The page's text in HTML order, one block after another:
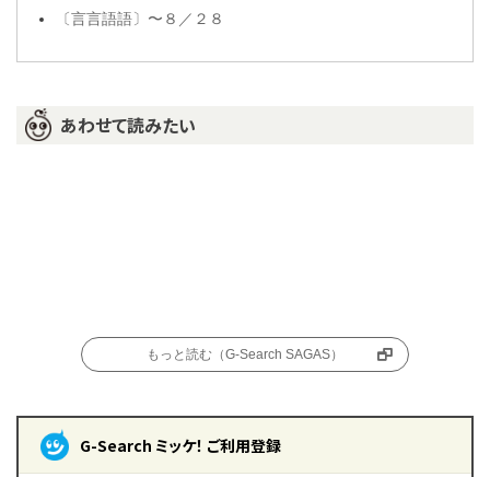
〔言言語語〕〜８／２８
あわせて読みたい
もっと読む（G-Search SAGAS）
G-Search ミッケ！ ご利用登録